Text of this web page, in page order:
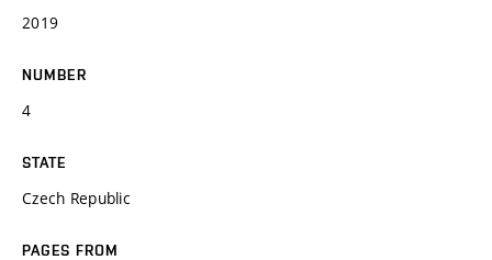
2019
NUMBER
4
STATE
Czech Republic
PAGES FROM